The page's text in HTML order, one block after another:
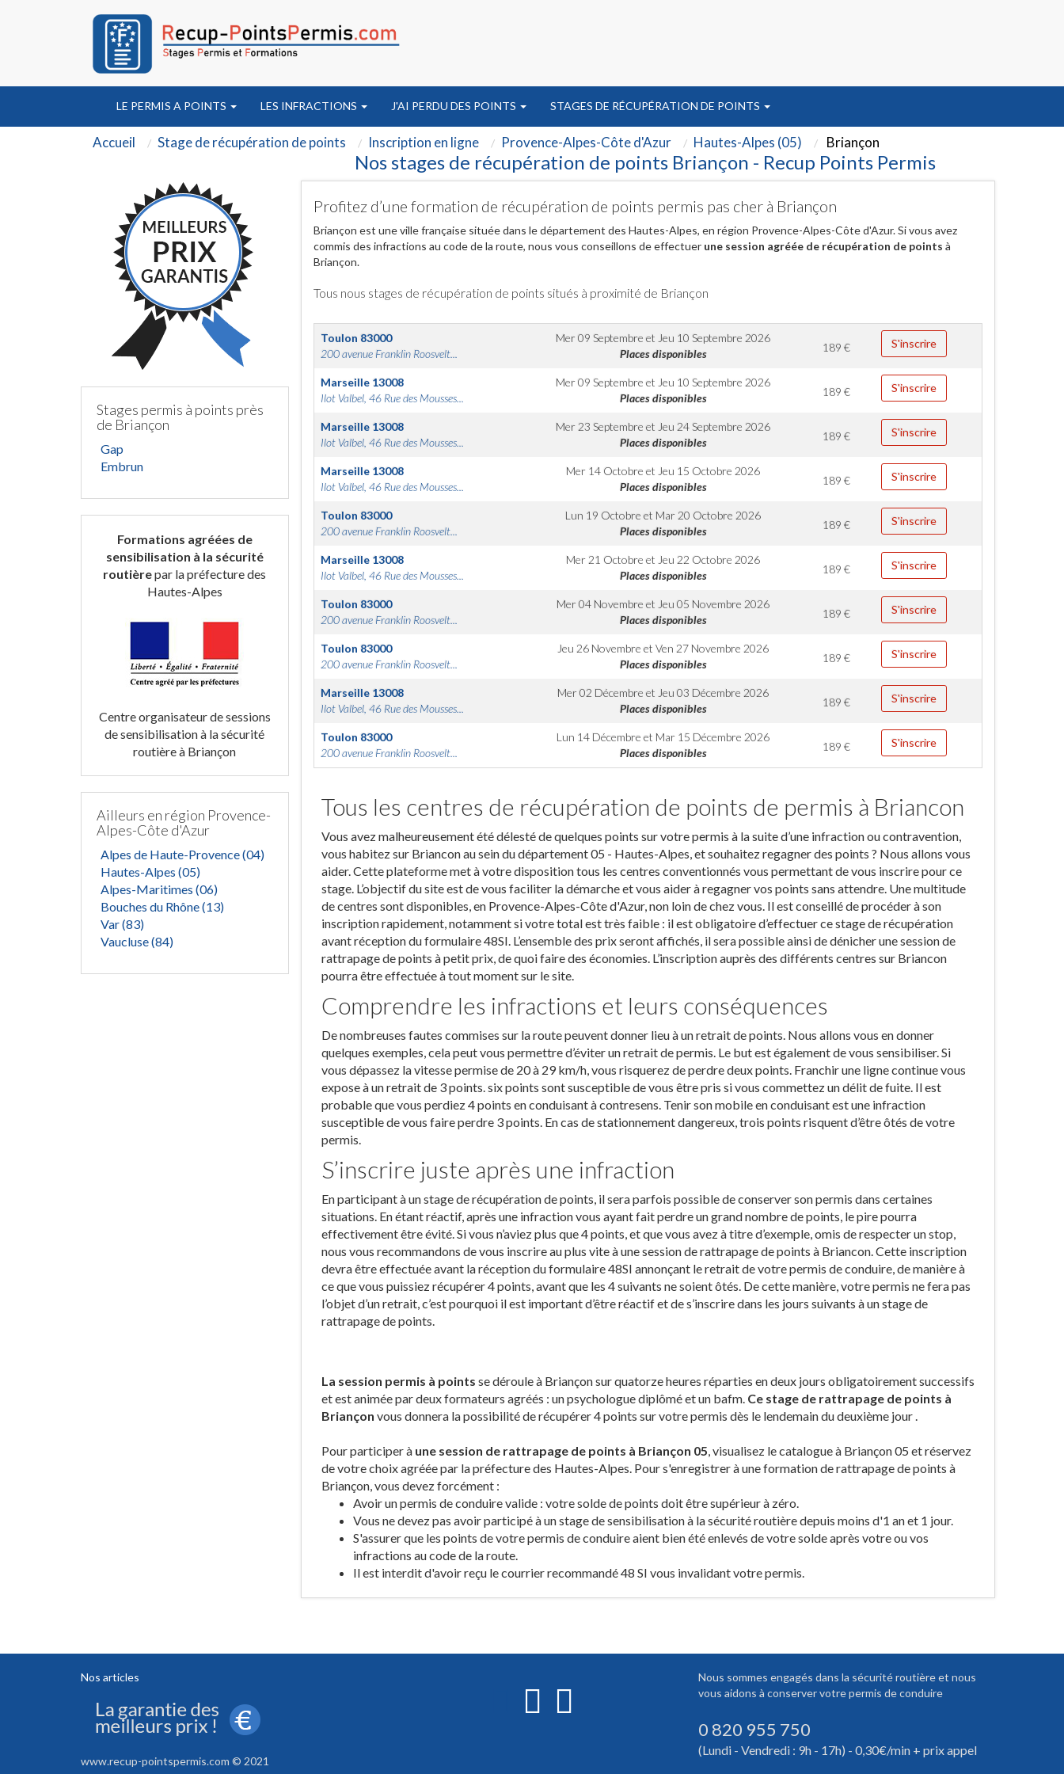
LE PERMIS A POINTS LES INFRACTIONS J'AI PERDU DES POINTS STAGES DE RÉCUPÉRATION DE POINTS
Accueil Stage de récupération de points Inscription en ligne Provence-Alpes-Côte d'Azur Hautes-Alpes (05) Briançon
Nos stages de récupération de points Briançon - Recup Points Permis
Stages permis à points près
de Briançon
Gap
Embrun
Formations agréées de
sensibilisation à la sécurité
routièrepar la préfecture des
Hautes-Alpes
Centre organisateur de sessions
de sensibilisation à la sécurité
routière à Briançon
Ailleurs en région Provence-
Alpes-Côte d'Azur
Alpes de Haute-Provence (04)
Hautes-Alpes (05)
Alpes-Maritimes (06)
Bouches du Rhône (13)
Var (83)
Vaucluse (84)
Profitez d’une formation de récupération de points permis pas cher à Briançon
Briançon est une ville française située dans le département des Hautes-Alpes, en région Provence-Alpes-Côte d'Azur. Si vous avez
commis des infractions au code de la route, nous vous conseillons de effectuer une session agréée de récupération de points à
Briançon.
Tous nous stages de récupération de points situés à proximité de Briançon
Toulon 83000
200 avenue Franklin Roosvelt...
Mer 09 Septembre et Jeu 10 Septembre 2026
Places disponibles
189€ S'inscrire
Marseille 13008
Ilot Valbel, 46 Rue des Mousses...
Mer 09 Septembre et Jeu 10 Septembre 2026
Places disponibles
189€ S'inscrire
Marseille 13008
Ilot Valbel, 46 Rue des Mousses...
Mer 23 Septembre et Jeu 24 Septembre 2026
Places disponibles
189€ S'inscrire
Marseille 13008
Ilot Valbel, 46 Rue des Mousses...
Mer 14 Octobre et Jeu 15 Octobre 2026
Places disponibles
189€ S'inscrire
Toulon 83000
200 avenue Franklin Roosvelt...
Lun 19 Octobre et Mar 20 Octobre 2026
Places disponibles
189€ S'inscrire
Marseille 13008
Ilot Valbel, 46 Rue des Mousses...
Mer 21 Octobre et Jeu 22 Octobre 2026
Places disponibles
189€ S'inscrire
Toulon 83000
200 avenue Franklin Roosvelt...
Mer 04 Novembre et Jeu 05 Novembre 2026
Places disponibles
189€ S'inscrire
Toulon 83000
200 avenue Franklin Roosvelt...
Jeu 26 Novembre etVen 27 Novembre 2026
Places disponibles
189€ S'inscrire
Marseille 13008
Ilot Valbel, 46 Rue des Mousses...
Mer 02 Décembre et Jeu 03 Décembre 2026
Places disponibles
189€ S'inscrire
Toulon 83000
200 avenue Franklin Roosvelt...
Lun 14 Décembre et Mar 15 Décembre 2026
Places disponibles
189€ S'inscrire
Tous les centres de récupération de points de permis à Briancon
Vous avez malheureusement été délesté de quelques points sur votre permis à la suite d’une infraction ou contravention,
vous habitez sur Briancon au sein du département 05 - Hautes-Alpes, et souhaitez regagner des points ? Nous allons vous
aider. Cette plateforme met à votre disposition tous les centres conventionnés vous permettant de vous inscrire pour ce
stage. L’objectif du site est de vous faciliter la démarche et vous aider à regagner vos points sans attendre. Une multitude
de centres sont disponibles, en Provence-Alpes-Côte d'Azur, non loin de chez vous. Il est conseillé de procéder à son
inscription rapidement, notamment si votre total est très faible : il est obligatoire d’effectuer ce stage de récupération
avant réception du formulaire 48SI. L’ensemble des prix seront affichés, il sera possible ainsi de dénicher une session de
rattrapage de points à petit prix, de quoi faire des économies. L’inscription auprès des différents centres sur Briancon
pourra être effectuée à tout moment sur le site.
Comprendre les infractions et leurs conséquences
De nombreuses fautes commises sur la route peuvent donner lieu à un retrait de points. Nous allons vous en donner
quelques exemples, cela peut vous permettre d’éviter un retrait de permis. Le but est également de vous sensibiliser. Si
vous dépassez la vitesse permise de 20 à 29 km/h, vous risquerez de perdre deux points. Franchir une ligne continue vous
expose à un retrait de 3 points. six points sont susceptible de vous être pris si vous commettez un délit de fuite. Il est
probable que vous perdiez 4 points en conduisant à contresens. Tenir son mobile en conduisant est une infraction
susceptible de vous faire perdre 3 points. En cas de stationnement dangereux, trois points risquent d’être ôtés de votre
permis.
S’inscrire juste après une infraction
En participant à un stage de récupération de points, il sera parfois possible de conserver son permis dans certaines
situations. En étant réactif, après une infraction vous ayant fait perdre un grand nombre de points, le pire pourra
effectivement être évité. Si vous n’aviez plus que 4 points, et que vous avez à titre d’exemple, omis de respecter un stop,
nous vous recommandons de vous inscrire au plus vite à une session de rattrapage de points à Briancon. Cette inscription
devra être effectuée avant la réception du formulaire 48SI annonçant le retrait de votre permis de conduire, de manière à
ce que vous puissiez récupérer 4 points, avant que les 4 suivants ne soient ôtés. De cette manière, votre permis ne fera pas
l’objet d’un retrait, c’est pourquoi il est important d’être réactif et de s’inscrire dans les jours suivants à un stage de
rattrapage de points.
La session permis à points se déroule à Briançon sur quatorze heures réparties en deux jours obligatoirement successifs
et est animée par deux formateurs agréés : un psychologue diplômé et un bafm. Ce stage de rattrapage de points à
Briançon vous donnera la possibilité de récupérer 4 points sur votre permis dès le lendemain du deuxième jour .
Pour participer à une session de rattrapage de points à Briançon 05, visualisez le catalogue à Briançon 05 et réservez
de votre choix agréée par la préfecture des Hautes-Alpes. Pour s'enregistrer à une formation de rattrapage de points à
Briançon, vous devez forcément :
Avoir un permis de conduire valide : votre solde de points doit être supérieur à zéro.
Vous ne devez pas avoir participé à un stage de sensibilisation à la sécurité routière depuis moins d'1 an et 1 jour.
S'assurer que les points de votre permis de conduire aient bien été enlevés de votre solde après votre ou vos
infractions au code de la route.
Il est interdit d'avoir reçu le courrier recommandé 48 SI vous invalidant votre permis.
Nos articles
www.recup-pointspermis.com © 2021
Nous sommes engagés dans la sécurité routière et nous
vous aidons à conserver votre permis de conduire
0 820 955 750
(Lundi - Vendredi : 9h - 17h) - 0,30€/min + prix appel